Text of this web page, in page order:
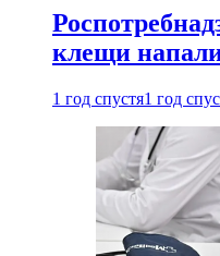
клещи
1 год спустя1 год